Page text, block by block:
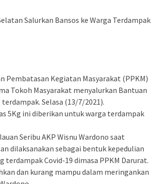
Salurkan Bansos ke Warga Terdampak
Pembatasan Kegiatan Masyarakat (PPKM)
Tokoh Masyarakat menyalurkan Bantuan
Selasa (13/7/2021).
5Kg ini diberikan untuk warga terdampak
Seribu AKP Wisnu Wardono saat
dilaksanakan sebagai bentuk kepedulian
terdampak Covid-19 dimasa PPKM Darurat.
dan kurang mampu dalam meringankan